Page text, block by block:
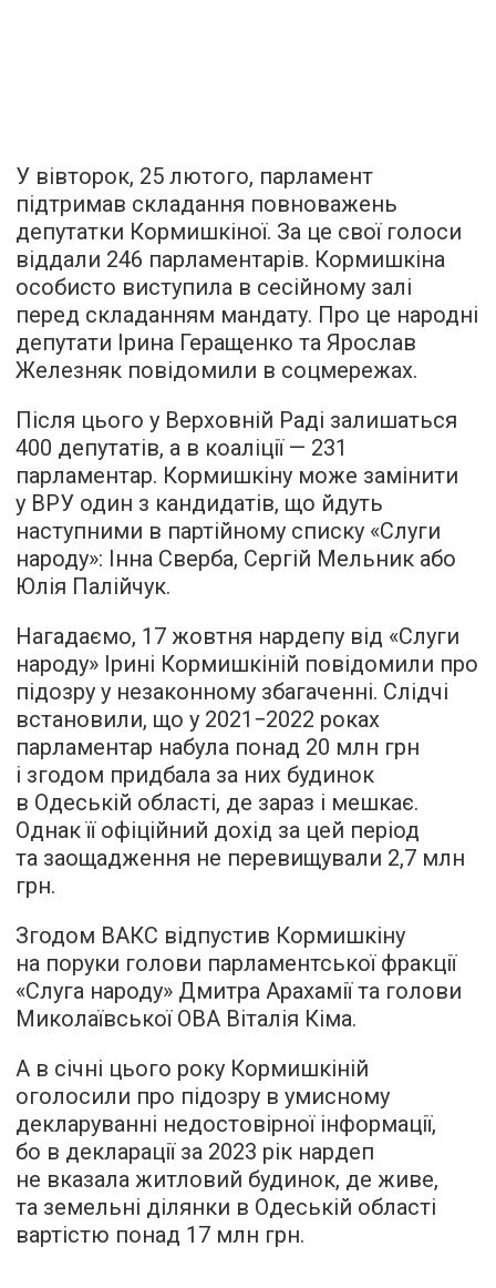
У вівторок, 25 лютого, парламент
підтримав складання повноважень
депутатки Кормишкіної. За це свої голоси
віддали 246 парламентарів. Кормишкіна
особисто виступила в сесійному залі
перед складанням мандату. Про це народні
депутати Ірина Геращенко та Ярослав
Железняк повідомили в соцмережах.
Після цього у Верховній Раді залишаться
400 депутатів, а в коаліції — 231
парламентар. Кормишкіну може замінити
у ВРУ один з кандидатів, що йдуть
наступними в партійному списку «Слуги
народу»: Інна Сверба, Сергій Мельник або
Юлія Палійчук.
Нагадаємо, 17 жовтня нардепу від «Слуги
народу» Ірині Кормишкіній повідомили про
підозру у незаконному збагаченні. Слідчі
встановили, що у 2021−2022 роках
парламентар набула понад 20 млн грн
і згодом придбала за них будинок
в Одеській області, де зараз і мешкає.
Однак її офіційний дохід за цей період
та заощадження не перевищували 2,7 млн
грн.
Згодом ВАКС відпустив Кормишкіну
на поруки голови парламентської фракції
«Слуга народу» Дмитра Арахамії та голови
Миколаївської ОВА Віталія Кіма.
А в січні цього року Кормишкіній
оголосили про підозру в умисному
декларуванні недостовірної інформації,
бо в декларації за 2023 рік нардеп
не вказала житловий будинок, де живе,
та земельні ділянки в Одеській області
вартістю понад 17 млн грн.